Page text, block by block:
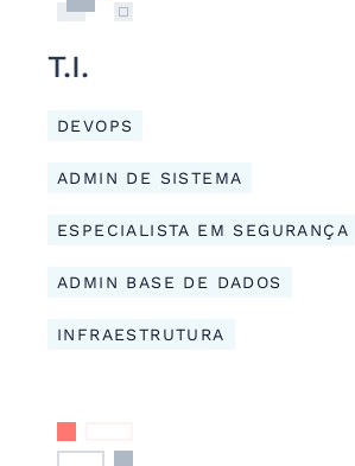
T.I.
DEVOPS
ADMIN DE SISTEMA
ESPECIALISTA EM SEGURANÇA
ADMIN BASE DE DADOS
INFRAESTRUTURA